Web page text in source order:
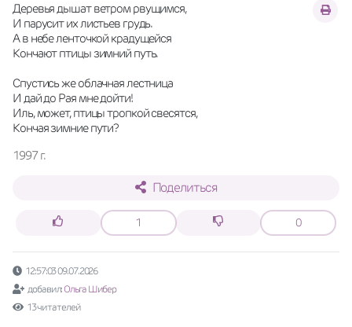
Деревья дышат ветром рвущимся,
И парусит их листьев грудь.
А в небе ленточкой крадущейся
Кончают птицы зимний путь.
Спустись же облачная лестница
И дай до Рая мне дойти!
Иль, может, птицы тропкой свесятся,
Кончая зимние пути?
1997 г.
Поделиться
1 0
12:57:03 09.07.2026
добавил: Ольга Шибер
13 читателей